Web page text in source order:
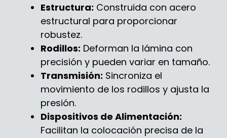
Estructura: Construida con acero
estructural para proporcionar
robustez.
Rodillos: Deforman la lámina con
precisión y pueden variar en tamaño.
Transmisión: Sincroniza el
movimiento de los rodillos y ajusta la
presión.
Dispositivos de Alimentación:
Facilitan la colocación precisa de la